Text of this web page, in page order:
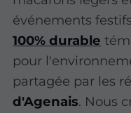
événements
100% durable
pour
partagée par les
d'Agenais. Nous